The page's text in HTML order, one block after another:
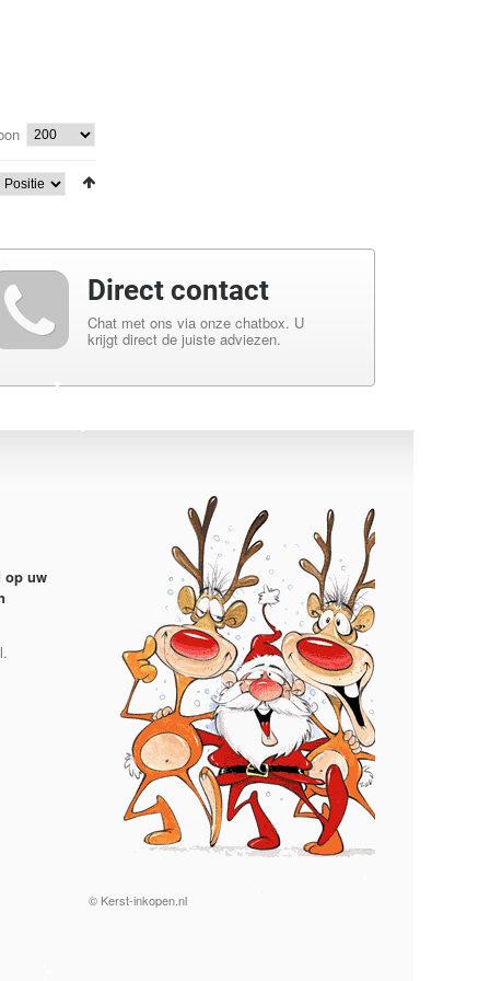
Direct contact
Chat met ons via onze chatbox. U
krijgt direct de juiste adviezen.
op uw
© Kerst-inkopen.nl